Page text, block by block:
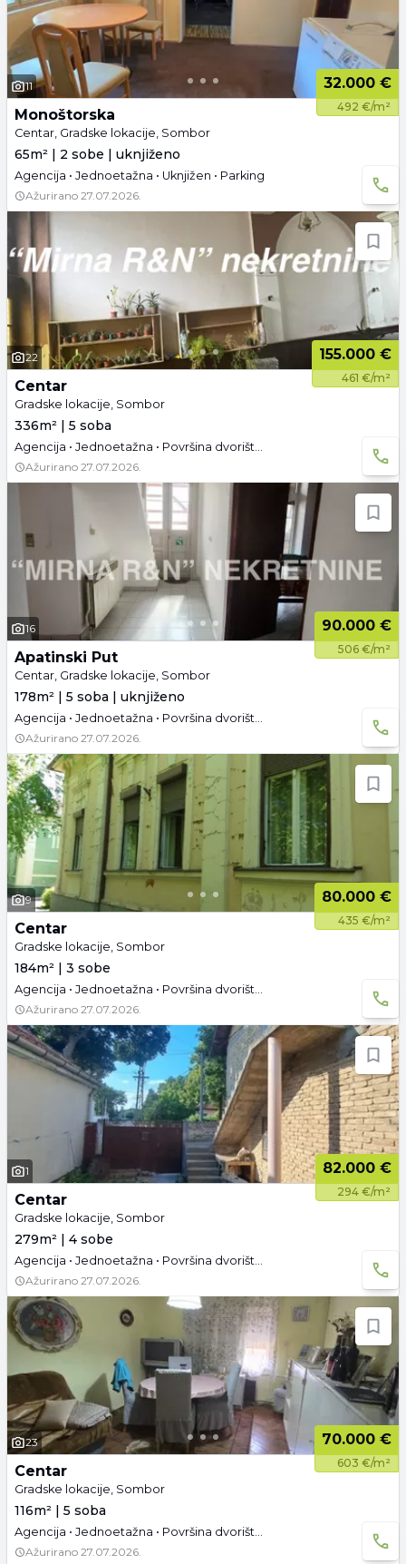
11 32.000 €
492 €/m²
Monoštorska
Centar, Gradske lokacije, Sombor
65m² | 2 sobe | uknjiženo
Agencija • Jednoetažna • Uknjižen • Parking
Ažurirano 27.07.2026.
22 155.000 €
461 €/m²
Centar
Gradske lokacije, Sombor
336m² | 5 soba
Agencija • Jednoetažna • Površina dvorišta: 10.03 a • Parking
Ažurirano 27.07.2026.
16 90.000 €
506 €/m²
Apatinski Put
Centar, Gradske lokacije, Sombor
178m² | 5 soba | uknjiženo
Agencija • Jednoetažna • Površina dvorišta: 2.61 a • Uknjižen • Parking
Ažurirano 27.07.2026.
9 80.000 €
435 €/m²
Centar
Gradske lokacije, Sombor
184m² | 3 sobe
Agencija • Jednoetažna • Površina dvorišta: 3.32 a • Parking
Ažurirano 27.07.2026.
1 82.000 €
294 €/m²
Centar
Gradske lokacije, Sombor
279m² | 4 sobe
Agencija • Jednoetažna • Površina dvorišta: 3.23 a • Parking
Ažurirano 27.07.2026.
23 70.000 €
603 €/m²
Centar
Gradske lokacije, Sombor
116m² | 5 soba
Agencija • Jednoetažna • Površina dvorišta: 4.78 a • Parking
Ažurirano 27.07.2026.